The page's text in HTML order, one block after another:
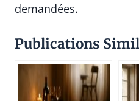
demandées.
Publications